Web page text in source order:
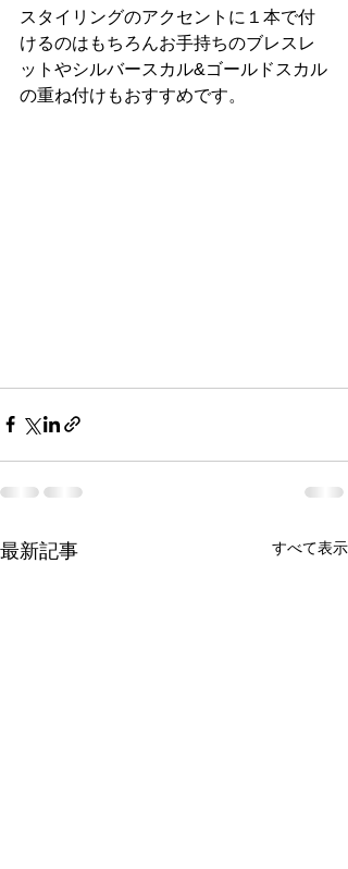
スタイリングのアクセントに１本で付
けるのはもちろんお手持ちのブレスレ
ットやシルバースカル&ゴールドスカル
の重ね付けもおすすめです。
最新記事 すべて表示